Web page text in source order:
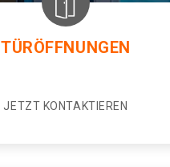
TÜRÖFFNUNGEN
JETZT KONTAKTIEREN